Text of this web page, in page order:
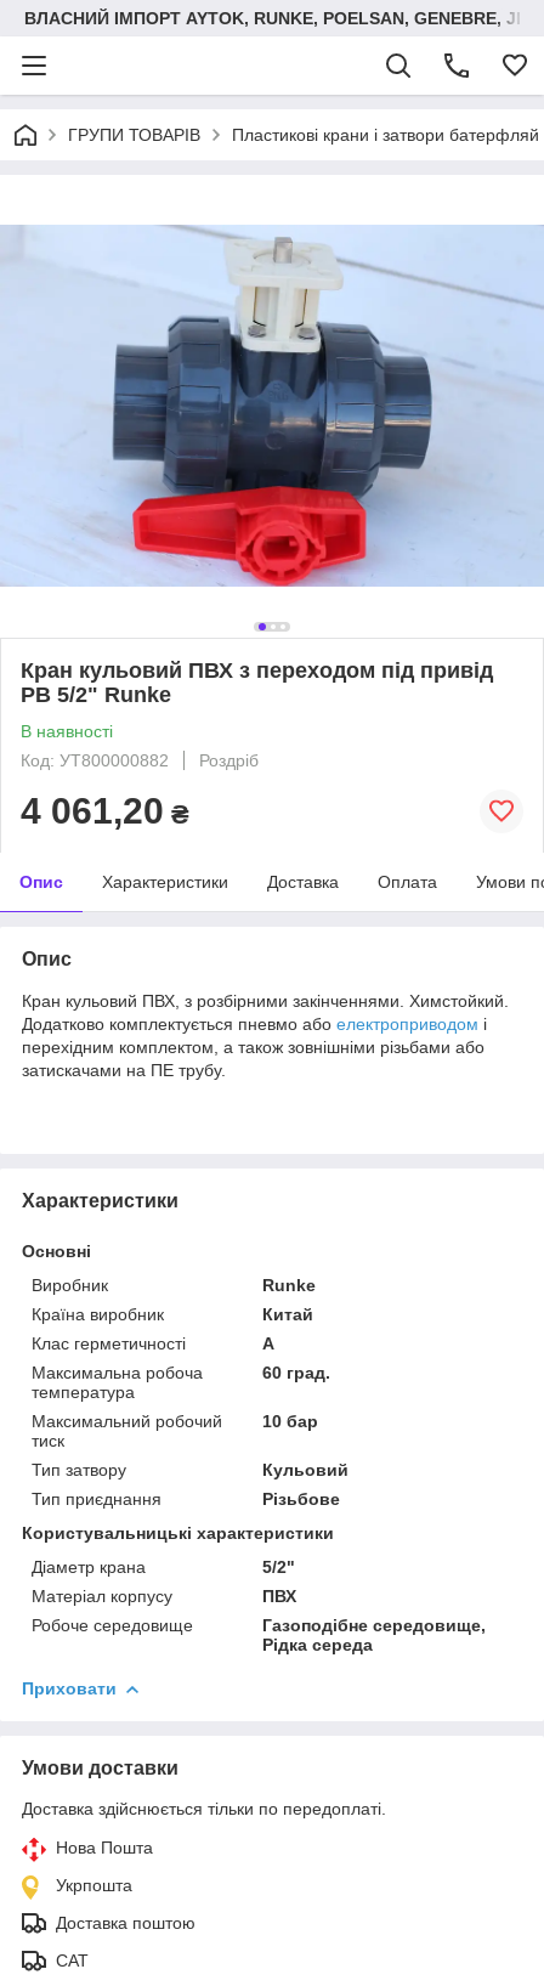
ВЛАСНИЙ ІМПОРТ AYTOK, RUNKE, POELSAN, GENEBRE,
ГРУПИ ТОВАРІВ Пластикові крани і затвори батерфляй
Кран кульовий ПВХ з переходом під привід
РВ 5/2" Runke
В наявності
Код: УТ800000882
Роздріб
4 061,20 ₴
Опис Характеристики Доставка Оплата Умови
Опис
Кран кульовий ПВХ, з розбірними закінченнями. Химстойкий.
Додатково комплектується пневмо або електроприводом і
перехідним комплектом, а також зовнішніми різьбами або
затискачами на ПЕ трубу.
Характеристики
Основні
Виробник
Runke
Країна виробник
Китай
Клас герметичності
А
Максимальна робоча
температура
60 град.
Максимальний робочий
тиск
10 бар
Тип затвору
Кульовий
Тип приєднання
Різьбове
Користувальницькі характеристики
Діаметр крана
5/2"
Матеріал корпусу
ПВХ
Робоче середовище
Газоподібне середовище,
Рідка середа
Приховати
Умови доставки
Доставка здійснюється тільки по передоплаті.
Нова Пошта
Укрпошта
Доставка поштою
САТ